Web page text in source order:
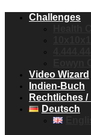
Challenges
Video Wizard
Indien-Buch
Rechtliches
Deutsch